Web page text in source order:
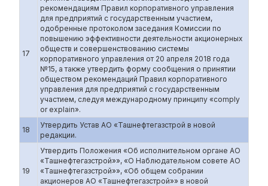
17
рекомендациям Правил корпоративного управления
для предприятий с государственным участием,
одобренные протоколом заседания Комиссии по
повышению эффективности деятельности акционерных
обществ и совершенствованию системы
корпоративного управления от 20 апреля 2018 года
№15, а также утвердить форму сообщения о принятии
обществом рекомендаций Правил корпоративного
управления для предприятий с государственным
участием, следуя международному принципу «comply
or explain».
18
Утвердить Устав АО «Ташнефтегазстрой в новой
редакции.
19
Утвердить Положения «Об исполнительном органе АО
«Ташнефтегазстрой»», «О Наблюдательном совете АО
«Ташнефтегазстрой»», «Об общем собрании
акционеров АО «Ташнефтегазстрой»» в новой